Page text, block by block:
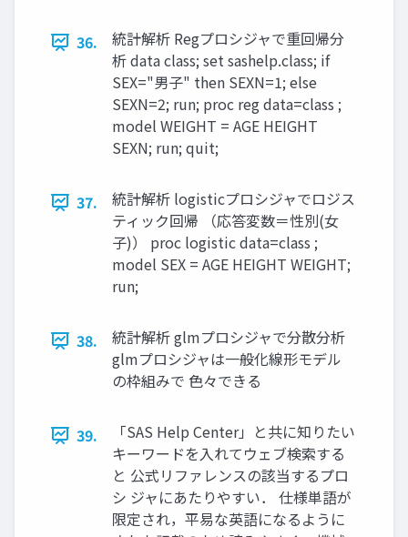
36.
統計解析 Regプロシジャで重回帰分
析 data class; set sashelp.class; if
SEX="男子" then SEXN=1; else
SEXN=2; run; proc reg data=class ;
model WEIGHT = AGE HEIGHT
SEXN; run; quit;
37.
統計解析 logisticプロシジャでロジス
ティック回帰 （応答変数＝性別(女
子)） proc logistic data=class ;
model SEX = AGE HEIGHT WEIGHT;
run;
38.
統計解析 glmプロシジャで分散分析
glmプロシジャは一般化線形モデル
の枠組みで 色々できる
39.
「SAS Help Center」と共に知りたい
キーワードを入れてウェブ検索する
と 公式リファレンスの該当するプロ
シ ジャにあたりやすい． 仕様単語が
限定され，平易な英語になるように